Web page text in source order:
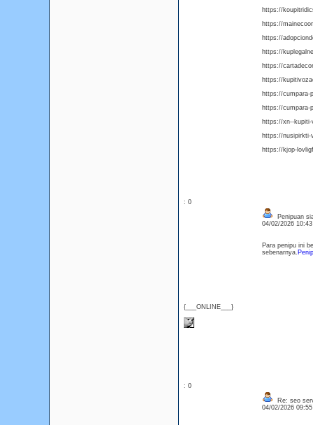
https://
https://
https://
https://
https://
https://
https://cumpara-
https://cumpara-
https://xn--
https://nusipirkti-
https://kjop-
: 0
{___ONLINE___}
Penipuan
04/02/2026
Para penipu ini
sebenarnya.
: 0
Re: seo
04/02/2026